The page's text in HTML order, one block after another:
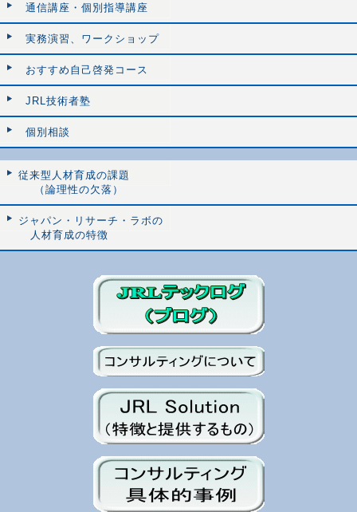
通信講座・個別指導講座
実務演習、ワークショップ
おすすめ自己啓発コース
JRL技術者塾
個別相談
従来型人材育成の課題
（論理性の欠落）
ジャパン・リサーチ・ラボの
人材育成の特徴